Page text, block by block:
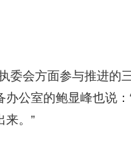
委会方面参与推进的
办公室的鲍显峰也说：
来。”